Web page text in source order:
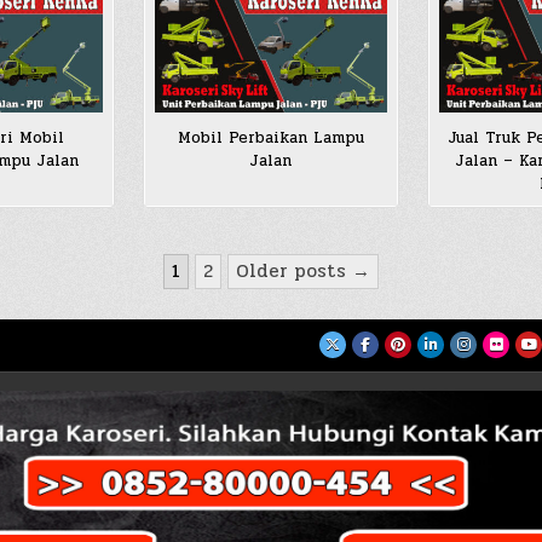
Mobil
Jalan
Mobil Perbaikan Lampu
Jalan
Jual Truk
Jalan –
1 2 Older posts →